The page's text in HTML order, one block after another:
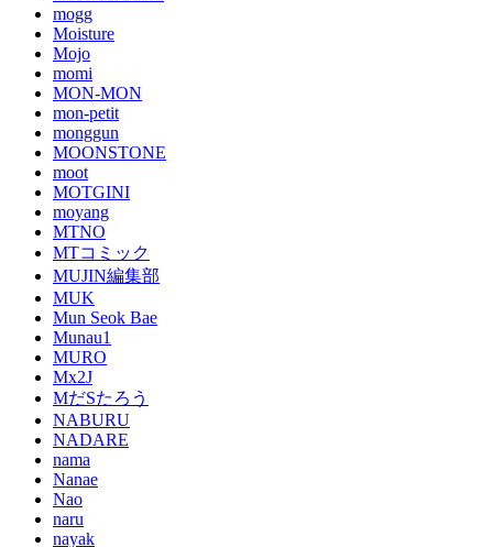
mogg
Moisture
Mojo
momi
MON-MON
mon-petit
monggun
MOONSTONE
moot
MOTGINI
moyang
MTNO
MTコミック
MUJIN編集部
MUK
Mun Seok Bae
Munau1
MURO
Mx2J
MだSたろう
NABURU
NADARE
nama
Nanae
Nao
naru
nayak